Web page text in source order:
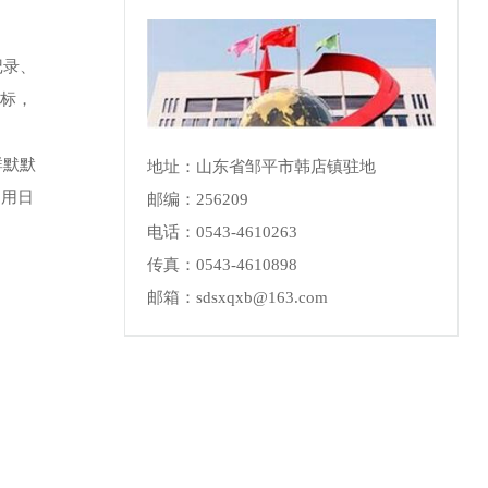
、
，
默
日
地址：山东省邹平市韩店镇驻地
邮编：256209
电话：0543-4610263
传真：0543-4610898
邮箱：sdsxqxb@163.com